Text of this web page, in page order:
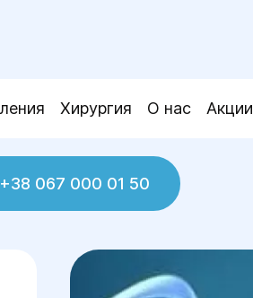
Хирургия О нас Акции
+38 067 000 01 50
оплодотворение